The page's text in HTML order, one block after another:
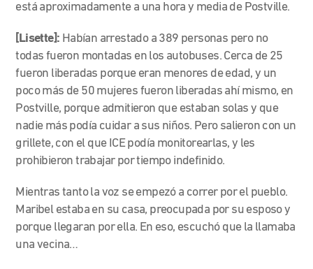
está aproximadamente a una hora y media de Postville.
[Lisette]: Habían arrestado a 389 personas pero no
todas fueron montadas en los autobuses. Cerca de 25
fueron liberadas porque eran menores de edad, y un
poco más de 50 mujeres fueron liberadas ahí mismo, en
Postville, porque admitieron que estaban solas y que
nadie más podía cuidar a sus niños. Pero salieron con un
grillete, con el que ICE podía monitorearlas, y les
prohibieron trabajar por tiempo indefinido.
Mientras tanto la voz se empezó a correr por el pueblo.
Maribel estaba en su casa, preocupada por su esposo y
porque llegaran por ella. En eso, escuchó que la llamaba
una vecina…